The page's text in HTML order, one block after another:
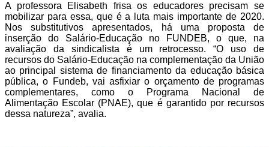
A professora Elisabeth frisa os educadores precisam se
mobilizar para essa, que é a luta mais importante de 2020.
Nos substitutivos apresentados, há uma proposta de
inserção do Salário-Educação no FUNDEB, o que, na
avaliação da sindicalista é um retrocesso. “O uso de
recursos do Salário-Educação na complementação da União
ao principal sistema de financiamento da educação básica
pública, o Fundeb, vai asfixiar o orçamento de programas
complementares, como o Programa Nacional de
Alimentação Escolar (PNAE), que é garantido por recursos
dessa natureza”, avalia.